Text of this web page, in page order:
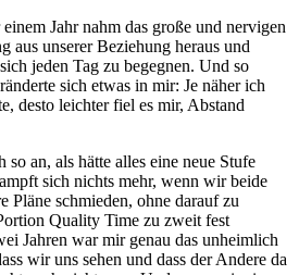
Jahr nahm das große und nervigen
aus unserer Beziehung heraus und
jeden Tag zu begegnen. Und so
sich etwas in mir: Je näher ich
desto leichter fiel es mir, Abstand
an, als hätte alles eine neue Stufe
sich nichts mehr, wenn wir beide
Pläne schmieden, ohne darauf zu
Quality Time zu zweit fest
Jahren war mir genau das unheimlich
wir uns sehen und dass der Andere da